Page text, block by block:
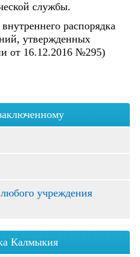
службы.
распорядка
утвержденных
от 16.12.2016 №295)
учреждения
Калмыкия